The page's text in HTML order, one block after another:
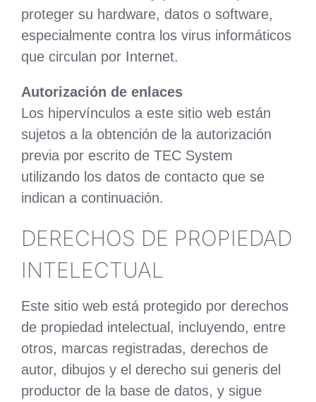
proteger su hardware, datos o software,
especialmente contra los virus informáticos
que circulan por Internet.
Autorización de enlaces
Los hipervínculos a este sitio web están
sujetos a la obtención de la autorización
previa por escrito de TEC System
utilizando los datos de contacto que se
indican a continuación.
DERECHOS DE PROPIEDAD
INTELECTUAL
Este sitio web está protegido por derechos
de propiedad intelectual, incluyendo, entre
otros, marcas registradas, derechos de
autor, dibujos y el derecho sui generis del
productor de la base de datos, y sigue